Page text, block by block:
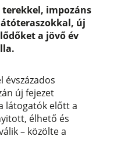
impozáns
új
a jövő év
új fejezet
látogatók előtt a
élhető és
– közölte a